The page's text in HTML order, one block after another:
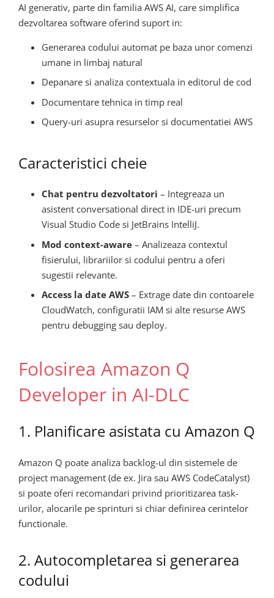
AI generativ, parte din familia AWS AI, care simplifica
dezvoltarea software oferind suport in:
Generarea codului automat pe baza unor comenzi
umane in limbaj natural
Depanare si analiza contextuala in editorul de cod
Documentare tehnica in timp real
Query-uri asupra resurselor si documentatiei AWS
Caracteristici cheie
Chat pentru dezvoltatori – Integreaza un
asistent conversational direct in IDE-uri precum
Visual Studio Code si JetBrains IntelliJ.
Mod context-aware– Analizeaza contextul
fisierului, librariilor si codului pentru a oferi
sugestii relevante.
Access la date AWS– Extrage date din contoarele
CloudWatch, configuratii IAM si alte resurse AWS
pentru debugging sau deploy.
Folosirea Amazon Q
Developer in AI-DLC
1. Planificare asistata cu Amazon Q
Amazon Q poate analiza backlog-ul din sistemele de
project management (de ex. Jira sau AWS CodeCatalyst)
si poate oferi recomandari privind prioritizarea task-
urilor, alocarile pe sprinturi si chiar definirea cerintelor
functionale.
2. Autocompletarea si generarea
codului